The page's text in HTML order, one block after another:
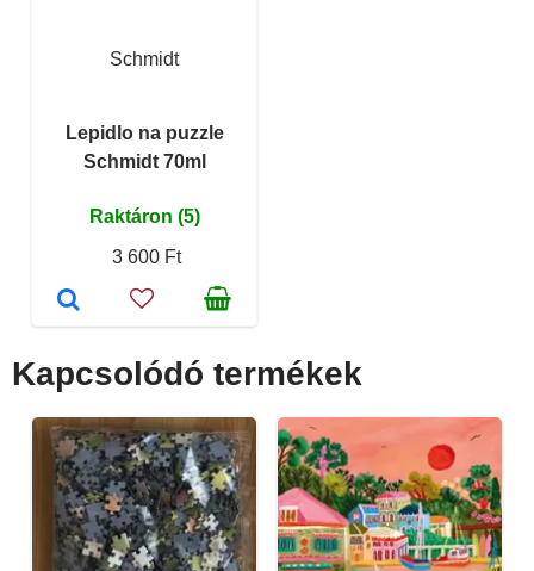
Schmidt
Lepidlo na puzzle
Schmidt 70ml
Raktáron (5)
3 600 Ft
Kapcsolódó termékek